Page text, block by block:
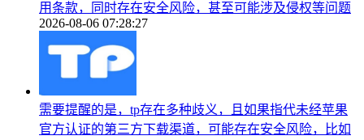
用条款，同时存在安全风险，甚至可能涉及侵权等问题
2026-08-06 07:28:27
需要提醒的是，tp存在多种歧义，且如果指代未经苹果
官方认证的第三方下载渠道，可能存在安全风险，比如